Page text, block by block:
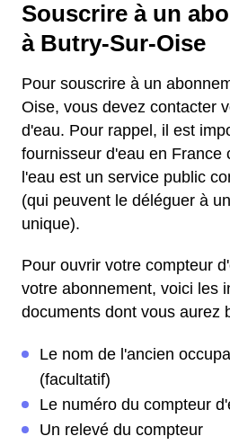
Souscrire à un
à Butry-Sur-Oise
Pour souscrire à un
Oise, vous devez contacter
d'eau. Pour rappel, il est
fournisseur d'eau en France
l'eau est un service public
(qui peuvent le déléguer à
unique).
Pour ouvrir votre compteur
votre abonnement, voici les
documents dont vous aurez
Le nom de l'ancien
(facultatif)
Le numéro du compteur
Un relevé du compteur